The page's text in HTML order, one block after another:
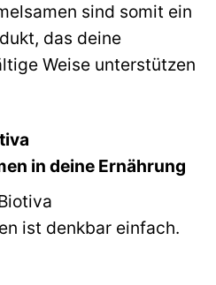
sind somit ein
das deine
Weise unterstützen
in deine Ernährung
ist denkbar einfach.